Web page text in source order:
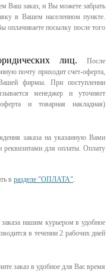
Ваш заказ, и Вы можете забрать
в Вашем населенном пункте.
посылку после того
лиц.
После
почту приходит счет-оферта,
фирмы. При поступлении
менеджер и уточняет
и товарная накладная)
заказа на указанную Вами
реквизитами для оплаты. Оплату
в разделе "ОПЛАТА"
нашим курьером в удобное
в течении 2 рабочих дней
заказ в удобное для Вас время